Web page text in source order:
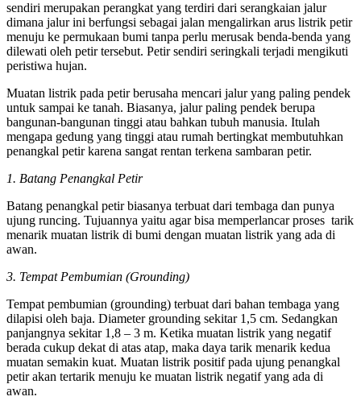
sendiri merupakan perangkat yang terdiri dari serangkaian jalur
dimana jalur ini berfungsi sebagai jalan mengalirkan arus listrik petir
menuju ke permukaan bumi tanpa perlu merusak benda-benda yang
dilewati oleh petir tersebut. Petir sendiri seringkali terjadi mengikuti
peristiwa hujan.
Muatan listrik pada petir berusaha mencari jalur yang paling pendek
untuk sampai ke tanah. Biasanya, jalur paling pendek berupa
bangunan-bangunan tinggi atau bahkan tubuh manusia. Itulah
mengapa gedung yang tinggi atau rumah bertingkat membutuhkan
penangkal petir karena sangat rentan terkena sambaran petir.
1. Batang Penangkal Petir
Batang penangkal petir biasanya terbuat dari tembaga dan punya
ujung runcing. Tujuannya yaitu agar bisa memperlancar proses tarik
menarik muatan listrik di bumi dengan muatan listrik yang ada di
awan.
3. Tempat Pembumian (Grounding)
Tempat pembumian (grounding) terbuat dari bahan tembaga yang
dilapisi oleh baja. Diameter grounding sekitar 1,5 cm. Sedangkan
panjangnya sekitar 1,8 – 3 m. Ketika muatan listrik yang negatif
berada cukup dekat di atas atap, maka daya tarik menarik kedua
muatan semakin kuat. Muatan listrik positif pada ujung penangkal
petir akan tertarik menuju ke muatan listrik negatif yang ada di
awan.